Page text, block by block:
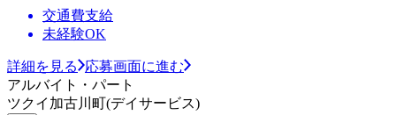
交通費支給
未経験OK
詳細を見る
応募画面に進む
アルバイト・パート
ツクイ加古川町(デイサービス)